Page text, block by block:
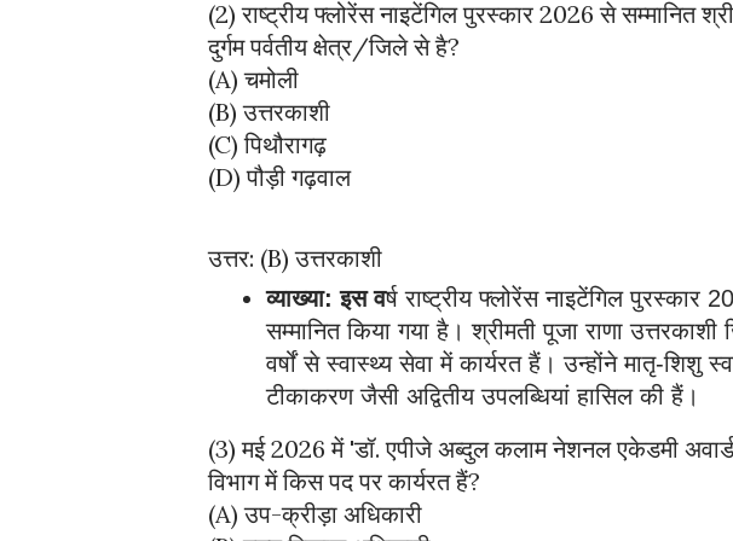
(2) राष्ट्रीय फ्लोरेंस नाइटेंगिल पुरस्कार 2026 से सम्मानित
दुर्गम पर्वतीय क्षेत्र/जिले से है?
(A) चमोली
(B) उत्तरकाशी
(C) पिथौरागढ़
(D) पौड़ी गढ़वाल
उत्तर: (B) उत्तरकाशी
व्याख्या: इस वर्ष राष्ट्रीय फ्लोरेंस नाइटेंगिल पुरस्कार
सम्मानित किया गया है। श्रीमती पूजा राणा
वर्षों से स्वास्थ्य सेवा में कार्यरत हैं। उन्होंने मातृ-शिशु
टीकाकरण जैसी अद्वितीय उपलब्धियां हासिल की हैं।
(3) मई 2026 में 'डॉ. एपीजे अब्दुल कलाम नेशनल एकेडमी
विभाग में किस पद पर कार्यरत हैं?
(A) उप-क्रीड़ा अधिकारी